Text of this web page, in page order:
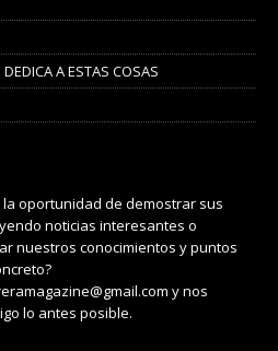
A ESTAS COSAS
oportunidad de demostrar sus
noticias interesantes o
nuestros conocimientos y puntos
y nos
lo antes posible.